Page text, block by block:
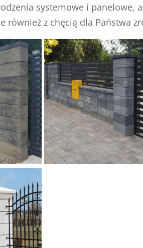
systemowe i panelowe,
również z chęcią dla Państwa